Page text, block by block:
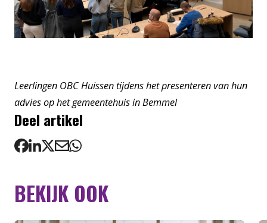
Leerlingen OBC Huissen tijdens het presenteren van hun
advies op het gemeentehuis in Bemmel
Deel artikel
BEKIJK OOK